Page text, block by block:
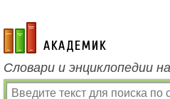
academic.ru
Словари и энциклопедии